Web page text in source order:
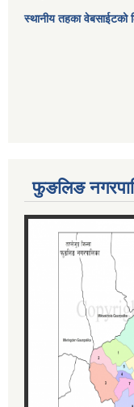
स्थानीय तहका
फुङलिङ